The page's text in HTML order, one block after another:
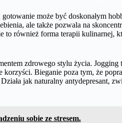
może być doskonałym
ale także pozwala na
również forma terapii kulinarnej,
zdrowego stylu życia. Jogging
korzyści. Bieganie poza tym, że
jak naturalny antydepresant,
sobie ze stresem.